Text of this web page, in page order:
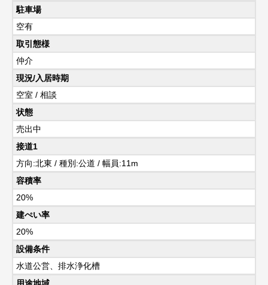
駐車場
空有
取引態様
仲介
現況/入居時期
空室 / 相談
状態
売出中
接道1
方向:北東 / 種別:公道 / 幅員:11m
容積率
20%
建ぺい率
20%
設備条件
水道公営、排水浄化槽
用途地域